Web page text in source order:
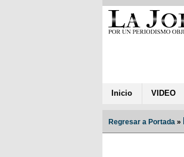
Inicio VIDEO
Regresar a Portada »